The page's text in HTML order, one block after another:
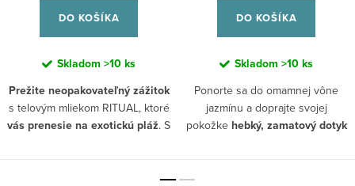
DO KOŠÍKA
Skladom >10 ks
Prežite neopakovateľný zážitok
s telovým mliekom RITUAL, ktoré
vás prenesie na exotickú pláž. S
DO KOŠÍKA
Skladom >10 ks
Ponorte sa do omamnej vône
jazmínu a doprajte svojej
pokožke hebký, zamatový dotyk